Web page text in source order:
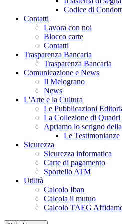
Codice di
Contatti
Lavora con noi
Blocco carte
Contatti
Trasparenza Bancaria
Trasparenza Bancaria
Comunicazione e News
Il Melograno
News
L'Arte e la Cultura
Le Pubblicazioni
La Collezione di
Apriamo lo scrigno
Le Testimonianze
Sicurezza
Sicurezza informatica
Carte di pagamento
Sportello ATM
Utilità
Calcolo Iban
Calcola il mutuo
Calcolo TAEG